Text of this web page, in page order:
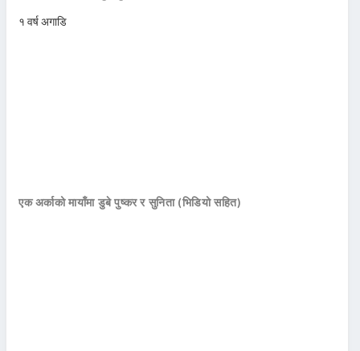
१ वर्ष अगाडि
एक अर्काको मायाँमा डुबे पुष्कर र सुनिता (भिडियो सहित)